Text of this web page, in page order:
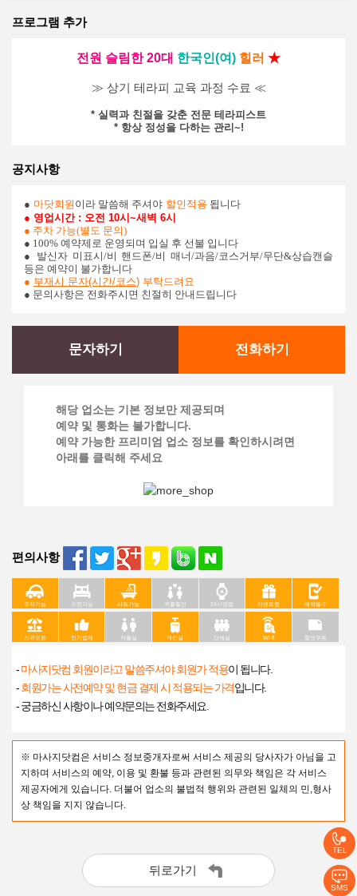
TEL
SMS
프로그램 추가
전원 슬림한 20대 한국인(여) 힐러 ★
≫ 상기 테라피 교육 과정 수료 ≪
* 실력과 친절을 갖춘 전문 테라피스트
* 항상 정성을 다하는 관리~!
공지사항
● 마닷회원 이라 말씀해 주셔야 할인적용 됩니다
● 영업시간 : 오전 10시~새벽 6시
● 주차 가능(별도 문의)
● 100% 예약제로 운영되며 입실 후 선불 입니다
● 발신자 미표시/비 핸드폰/비 매너/과음/코스거부/무단&상습캔슬
등은 예약이 불가합니다
● 부재시 문자(시간/코스) 부탁드려요
● 문의사항은 전화주시면 친절히 안내드립니다
문자하기 전화하기
해당 업소는 기본 정보만 제공되며
예약 및 통화는 불가합니다.
예약 가능한 프리미엄 업소 정보를 확인하시려면
아래를 클릭해 주세요
편의사항
주차가능 수면가능 샤워가능 커플할인 24시영업 이벤트중 예약필수
신규오픈 인기업체 커플실 개인실 단체실 Wi-fi 할인쿠폰
-마사지닷컴 회원이라고 말씀주셔야 회원가 적용이 됩니다.
-회원가는 사전예약 및 현금 결제 시 적용되는 가격입니다.
- 궁금하신 사항이나 예약문의는 전화주세요.
※ 마사지닷컴은 서비스 정보중개자로써 서비스 제공의 당사자가 아님을 고
지하며 서비스의 예약, 이용 및 환불 등과 관련된 의무와 책임은 각 서비스
제공자에게 있습니다. 더불어 업소의 불법적 행위와 관련된 일체의 민,형사
상 책임을 지지 않습니다.
뒤로가기